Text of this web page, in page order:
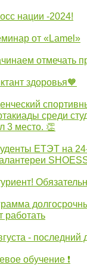
нации -2024!
от «Lamel»
отмечать
здоровья🧡
среди
3 место. 👏
ЕТЭТ на
работать
- последний
обучение ❗